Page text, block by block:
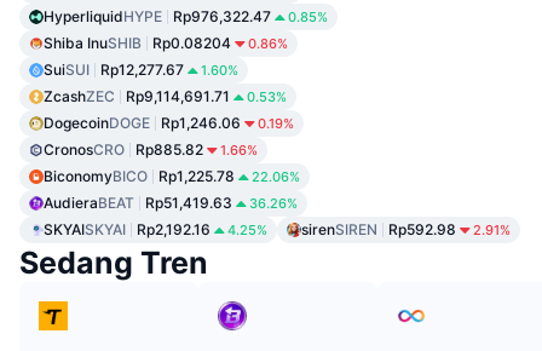
HyperliquidHYPE Rp976,322.47 0.85%
Shiba InuSHIB Rp0.08204 0.86%
SuiSUI Rp12,277.67 1.60%
ZcashZEC Rp9,114,691.71 0.53%
DogecoinDOGE Rp1,246.06 0.19%
CronosCRO Rp885.82 1.66%
BiconomyBICO Rp1,225.78 22.06%
AudieraBEAT Rp51,419.63 36.26%
SKYAISKYAI Rp2,192.16 4.25% sirenSIREN Rp592.98 2.91%
Sedang Tren